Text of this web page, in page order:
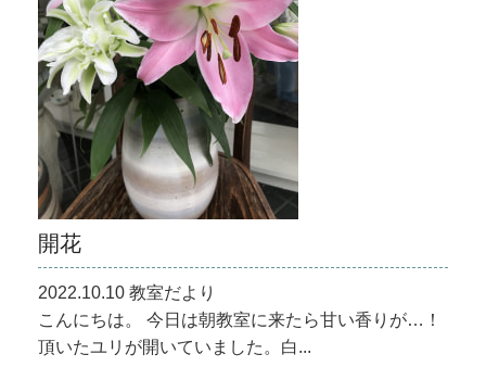
開花
2022.10.10 教室だより
こんにちは。 今日は朝教室に来たら甘い香りが…！
頂いたユリが開いていました。白...